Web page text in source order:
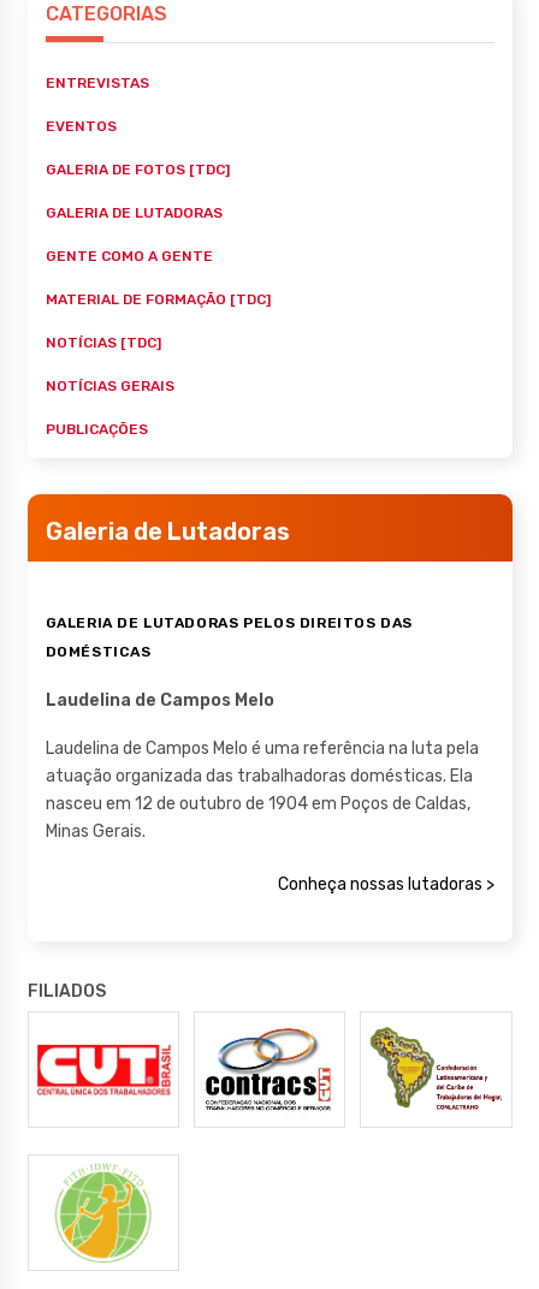
CATEGORIAS
ENTREVISTAS
EVENTOS
GALERIA DE FOTOS [TDC]
GALERIA DE LUTADORAS
GENTE COMO A GENTE
MATERIAL DE FORMAÇÃO [TDC]
NOTÍCIAS [TDC]
NOTÍCIAS GERAIS
PUBLICAÇÕES
Galeria de Lutadoras
GALERIA DE LUTADORAS PELOS DIREITOS DAS
DOMÉSTICAS
Laudelina de Campos Melo
Laudelina de Campos Melo é uma referência na luta pela
atuação organizada das trabalhadoras domésticas. Ela
nasceu em 12 de outubro de 1904 em Poços de Caldas,
Minas Gerais.
Conheça nossas lutadoras >
FILIADOS